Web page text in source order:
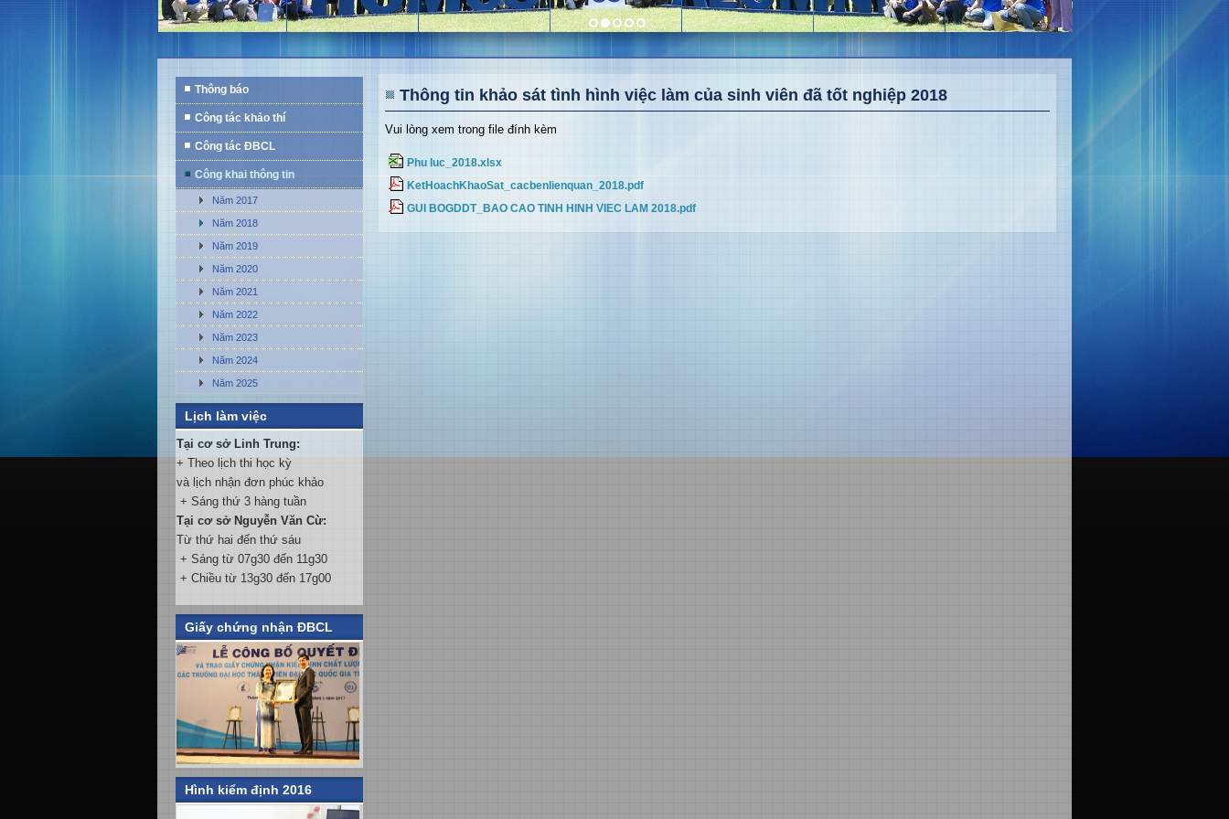
Thông báo
Công tác khảo thí
Công tác ĐBCL
Công khai thông tin
Năm 2017
Năm 2018
Năm 2019
Năm 2020
Năm 2021
Năm 2022
Năm 2023
Năm 2024
Năm 2025
Lịch làm việc
Tại cơ sở Linh Trung:
+ Theo lịch thi học kỳ
và lịch nhận đơn phúc khảo
+ Sáng thứ 3 hàng tuần
Tại cơ sở Nguyễn Văn Cừ:
Từ thứ hai đến thứ sáu
+ Sáng từ 07g30 đến 11g30
+ Chiều từ 13g30 đến 17g00
Giấy chứng nhận ĐBCL
Hình kiểm định 2016
Thông tin khảo sát tình hình việc làm của sinh viên đã tốt nghiệp 2018
Vui lòng xem trong file đính kèm
Phu luc_2018.xlsx
KetHoachKhaoSat_cacbenlienquan_2018.pdf
GUI BOGDDT_BAO CAO TINH HINH VIEC LAM 2018.pdf